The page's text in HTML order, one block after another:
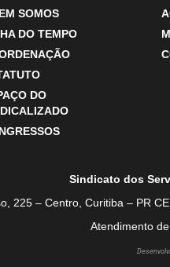
SOMOS
DO TEMPO
DO
Sindicato dos
225 – Centro, Curitiba –
Atendimento